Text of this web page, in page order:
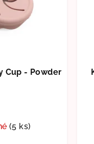
Cup - Powder
(5 ks)